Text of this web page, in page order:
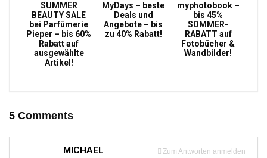
SUMMER
BEAUTY SALE
bei Parfümerie
Pieper – bis 60%
Rabatt auf
ausgewählte
Artikel!
MyDays – beste
Deals und
Angebote – bis
zu 40% Rabatt!
myphotobook –
bis 45%
SOMMER-
RABATT auf
Fotobücher &
Wandbilder!
5 Comments
Zum Antworten anmelden
MICHAEL